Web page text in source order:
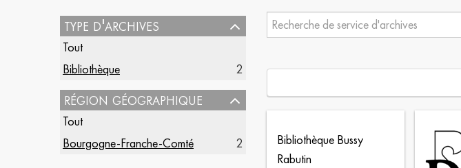
type d'archives
Tout
Bibliothèque
2
région géographique
Tout
Bourgogne-Franche-Comté
2
Bibliothèque Bussy
Rabutin